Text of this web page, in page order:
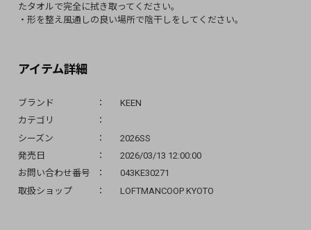
アイテム詳細
ブランド
KEEN
カテゴリ
シーズン
2026SS
発売日
2026/03/13 12:00:00
お問い合わせ番号
043KE30271
取扱ショップ
LOFTMANCOOP KYOTO
たタオルで完全に拭き取ってください。
・形を整え風通しの良い場所で陰干しをしてください。